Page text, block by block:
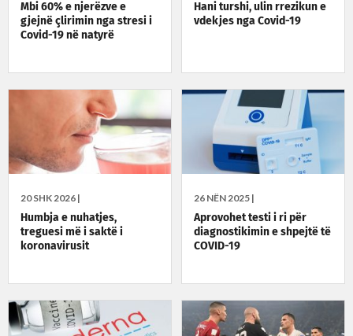
Mbi 60% e njerëzve e
gjejnë çlirimin nga stresi i
Covid-19 në natyrë
Hani turshi, ulin rrezikun e
vdekjes nga Covid-19
20 SHK 2026 |
Humbja e nuhatjes,
treguesi më i saktë i
koronavirusit
26 NËN 2025 |
Aprovohet testi i ri për
diagnostikimin e shpejtë të
COVID-19